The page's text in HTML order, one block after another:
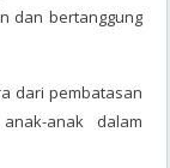
dan bertanggung
dari pembatasan
anak dalam